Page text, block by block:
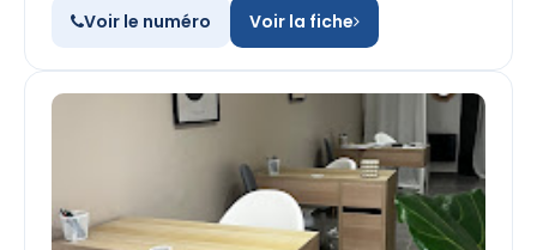
Voir le numéro Voir la fiche